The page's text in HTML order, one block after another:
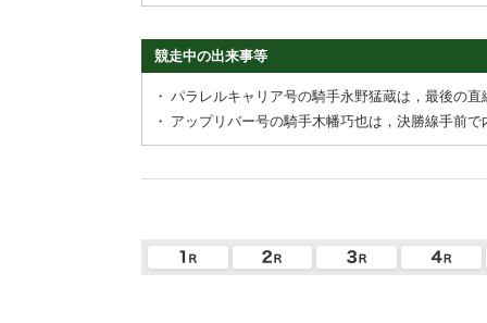
競走中の出来事等
・ パラレルキャリア号の騎手永野猛蔵は，最後の
・ アップリバー号の騎手木幡巧也は，決勝線手前